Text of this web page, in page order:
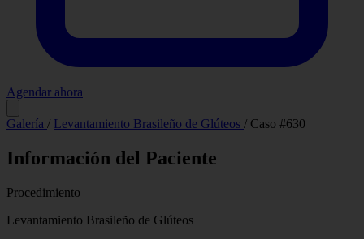
Agendar ahora
Galería / Levantamiento Brasileño de Glúteos / Caso #630
Información del Paciente
Procedimiento
Levantamiento Brasileño de Glúteos